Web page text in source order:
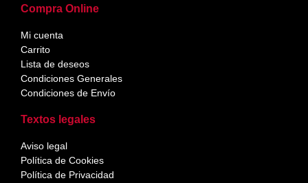
Compra Online
Mi cuenta
Carrito
Lista de deseos
Condiciones Generales
Condiciones de Envío
Textos legales
Aviso legal
Política de Cookies
Política de Privacidad